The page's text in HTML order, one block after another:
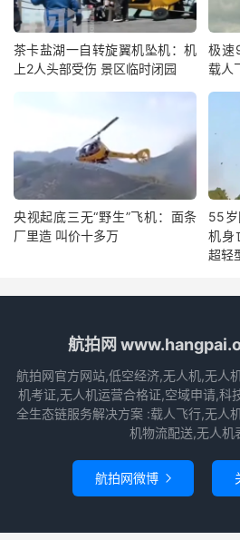
茶卡盐湖一自转旋翼机坠机：机
上2人头部受伤 景区临时闭园
极速
载人
央视起底三无“野生”飞机：面条
厂里造 叫价十多万
55岁
机身
超轻
航拍网
航拍网官方网站,低空经济,无人机,无人
机考证,无人机运营合格证,空域申请,科
全生态链服务解决方案 :载人飞行,无人
机物流配送,无人机
航拍网微博 